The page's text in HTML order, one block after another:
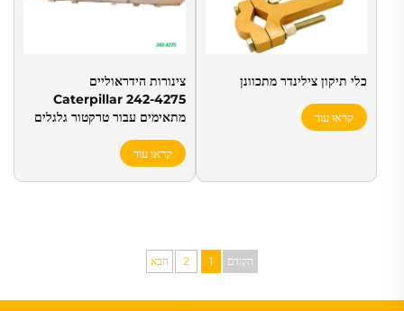
כלי תיקון צילינדר מתכוונן
קראו עוד
צינורות הידראוליים
Caterpillar 242-4275
מתאימים עבור טרקטור גלגלים
קראו עוד
הקודם 1
2 הבא